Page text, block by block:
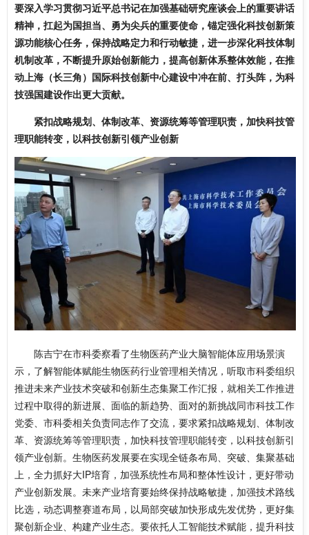
要深入学习贯彻习近平总书记在加强基础研究座谈会上的重要讲话
精神，扛起为国担当、勇为尖兵的重要使命，锚定强化科技创新策
源功能核心任务，保持战略定力和行动敏捷，进一步深化科技体制
机制改革，不断提升原始创新能力，提高创新体系整体效能，在推
动上海（长三角）国际科技创新中心建设中冲在前、打头阵，为科
技强国建设作出更大贡献。
紧扣战略规划、体制改革、资源统筹等管理职责，加快科技管
理职能转变，以科技创新引领产业创新
陈吉宁在市科委察看了生物医药产业大脑智能体应用场景演
示，了解智能体赋能生物医药行业管理相关情况，听取市科委组织
推进未来产业技术突破和创新生态集聚工作汇报，就相关工作推进
过程中取得的新进展、面临的新趋势、面对的新挑战同市科技工作
党委、市科委相关负责同志作了交流，要求紧扣战略规划、体制改
革、资源统筹等管理职责，加快科技管理职能转变，以科技创新引
领产业创新。生物医药发展要在实现全链条布局、突破、集聚基础
上，全力抓好大IP培育，加强系统性布局和整体性设计，更好带动
产业创新发展。未来产业培育要始终保持战略敏捷，加强技术路线
比选，动态调整赛道布局，以局部突破加快形成先发优势，更好集
聚创新企业、构建产业生态。要依托人工智能技术赋能，提升科技